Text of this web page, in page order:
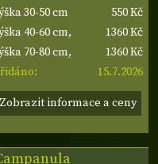
30-50 cm
550 Kč
40-60 cm,
30-40 cm
1360 Kč
70-80 cm,
50-60 cm
1360 Kč
15.7.2026
Zobrazit informace a ceny